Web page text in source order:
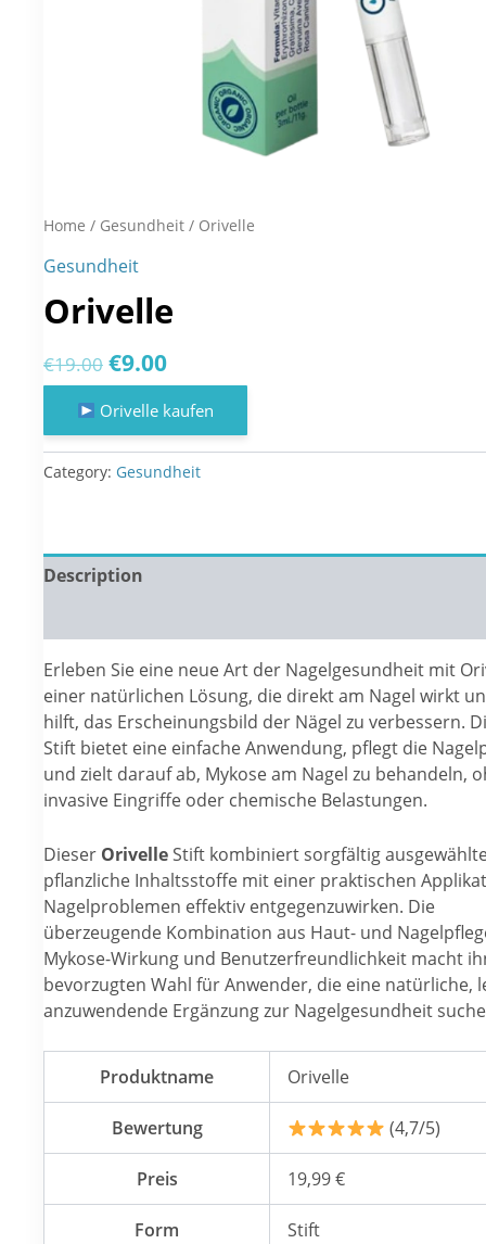
Home / Gesundheit / Orivelle
Gesundheit
Orivelle
€19.00 Original
price
was:
€19.00.
€9.00Current
price
is:
€9.00.
Orivelle kaufen
Category: Gesundheit
Description
Erleben Sie eine neue Art der Nagelgesundheit mit
einer natürlichen Lösung, die direkt am Nagel wirkt
hilft, das Erscheinungsbild der Nägel zu verbessern.
Stift bietet eine einfache Anwendung, pflegt die
und zielt darauf ab, Mykose am Nagel zu behandeln,
invasive Eingriffe oder chemische Belastungen.
Dieser OrivelleStift kombiniert sorgfältig
pflanzliche Inhaltsstoffe mit einer praktischen
Nagelproblemen effektiv entgegenzuwirken. Die
überzeugende Kombination aus Haut- und
Mykose-Wirkung und Benutzerfreundlichkeit macht
bevorzugten Wahl für Anwender, die eine natürliche,
anzuwendende Ergänzung zur Nagelgesundheit
Produktname Orivelle
Bewertung (4,7/5)
Preis 19,99 €
Form Stift